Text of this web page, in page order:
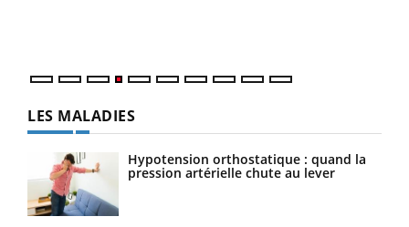
LES MALADIES
Hypotension orthostatique : quand la
pression artérielle chute au lever